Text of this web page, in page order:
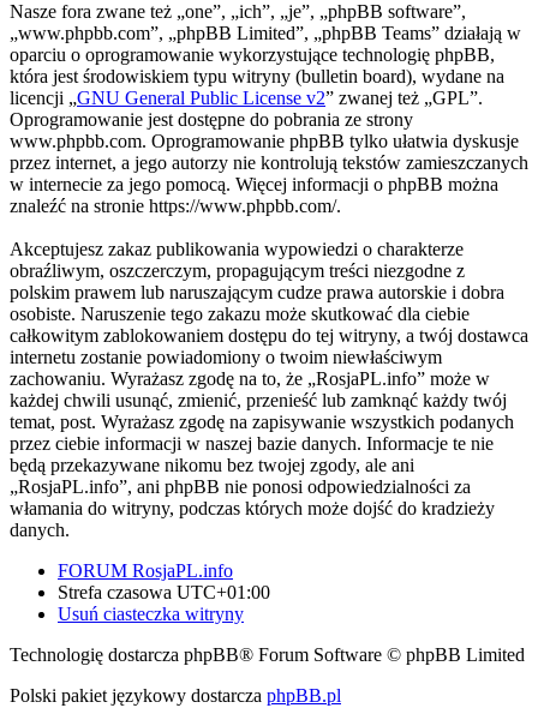
Nasze fora zwane też „one”, „ich”, „je”, „phpBB software”,
„www.phpbb.com”, „phpBB Limited”, „phpBB Teams” działają w
oparciu o oprogramowanie wykorzystujące technologię phpBB,
która jest środowiskiem typu witryny (bulletin board), wydane na
licencji „GNU General Public License v2” zwanej też „GPL”.
Oprogramowanie jest dostępne do pobrania ze strony
www.phpbb.com. Oprogramowanie phpBB tylko ułatwia dyskusje
przez internet, a jego autorzy nie kontrolują tekstów zamieszczanych
w internecie za jego pomocą. Więcej informacji o phpBB można
znaleźć na stronie https://www.phpbb.com/.
Akceptujesz zakaz publikowania wypowiedzi o charakterze
obraźliwym, oszczerczym, propagującym treści niezgodne z
polskim prawem lub naruszającym cudze prawa autorskie i dobra
osobiste. Naruszenie tego zakazu może skutkować dla ciebie
całkowitym zablokowaniem dostępu do tej witryny, a twój dostawca
internetu zostanie powiadomiony o twoim niewłaściwym
zachowaniu. Wyrażasz zgodę na to, że „RosjaPL.info” może w
każdej chwili usunąć, zmienić, przenieść lub zamknąć każdy twój
temat, post. Wyrażasz zgodę na zapisywanie wszystkich podanych
przez ciebie informacji w naszej bazie danych. Informacje te nie
będą przekazywane nikomu bez twojej zgody, ale ani
„RosjaPL.info”, ani phpBB nie ponosi odpowiedzialności za
włamania do witryny, podczas których może dojść do kradzieży
danych.
FORUM RosjaPL.info
Strefa czasowa UTC+01:00
Usuń ciasteczka witryny
Technologię dostarcza phpBB® Forum Software © phpBB Limited
Polski pakiet językowy dostarcza phpBB.pl